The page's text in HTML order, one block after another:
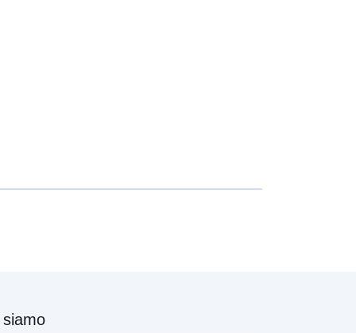
siamo